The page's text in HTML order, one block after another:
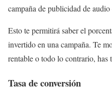
campaña de publicidad de
Esto te permitirá saber el
invertido en una campaña. Te
rentable o todo lo contrario, has
Tasa de conversión